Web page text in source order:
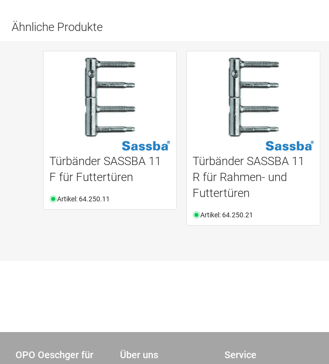
Ähnliche Produkte
Türbänder SASSBA 11
F für Futtertüren
Artikel: 64.250.11
Türbänder SASSBA 11
R für Rahmen- und
Futtertüren
Artikel: 64.250.21
OPO Oeschger für Über uns Service